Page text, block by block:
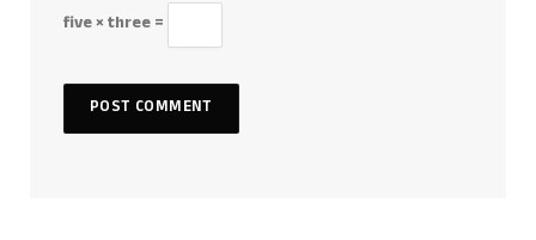
five × three =